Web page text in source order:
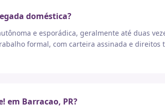
doméstica?
e esporádica, geralmente até duas
formal, com carteira assinada e
em Barracao, PR?